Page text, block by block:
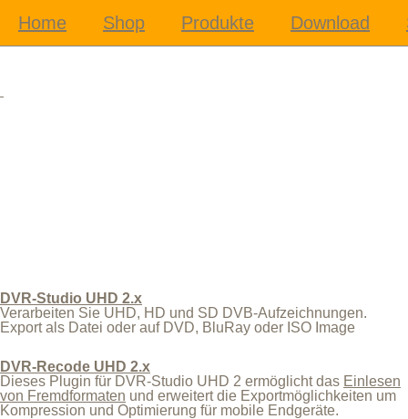
DVR-Studio UHD 2.x
Verarbeiten Sie UHD, HD und SD DVB-Aufzeichnungen.
Export als Datei oder auf DVD, BluRay oder ISO Image
DVR-Recode UHD 2.x
Dieses Plugin für DVR-Studio UHD 2 ermöglicht das Einlesen
von Fremdformaten und erweitert die Exportmöglichkeiten um
Kompression und Optimierung für mobile Endgeräte.